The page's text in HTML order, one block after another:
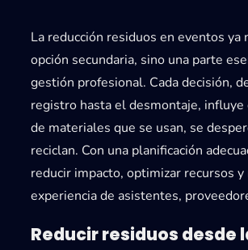
La reducción residuos en eventos ya
opción secundaria, sino una parte
gestión profesional. Cada decisión,
registro hasta el desmontaje, influye
de materiales que se usan, se
reciclan. Con una planificación
reducir impacto, optimizar recursos
experiencia de asistentes,
Reducir residuos desde